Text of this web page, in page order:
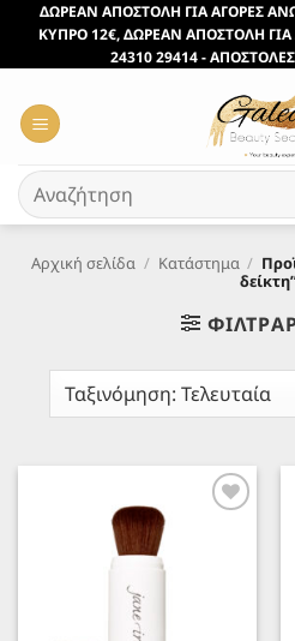
Μετάβαση
περιεχόμενο
ΔΩΡΕΑΝ ΑΠΟΣΤΟΛΗ ΓΙΑ ΑΓΟΡΕΣ
ΚΥΠΡΟ 12€, ΔΩΡΕΑΝ ΑΠΟΣΤΟΛΗ
24310 29414 -
Αναζήτηση
για:
Αρχική σελίδα / Κατάστημα /
Προσθήκη